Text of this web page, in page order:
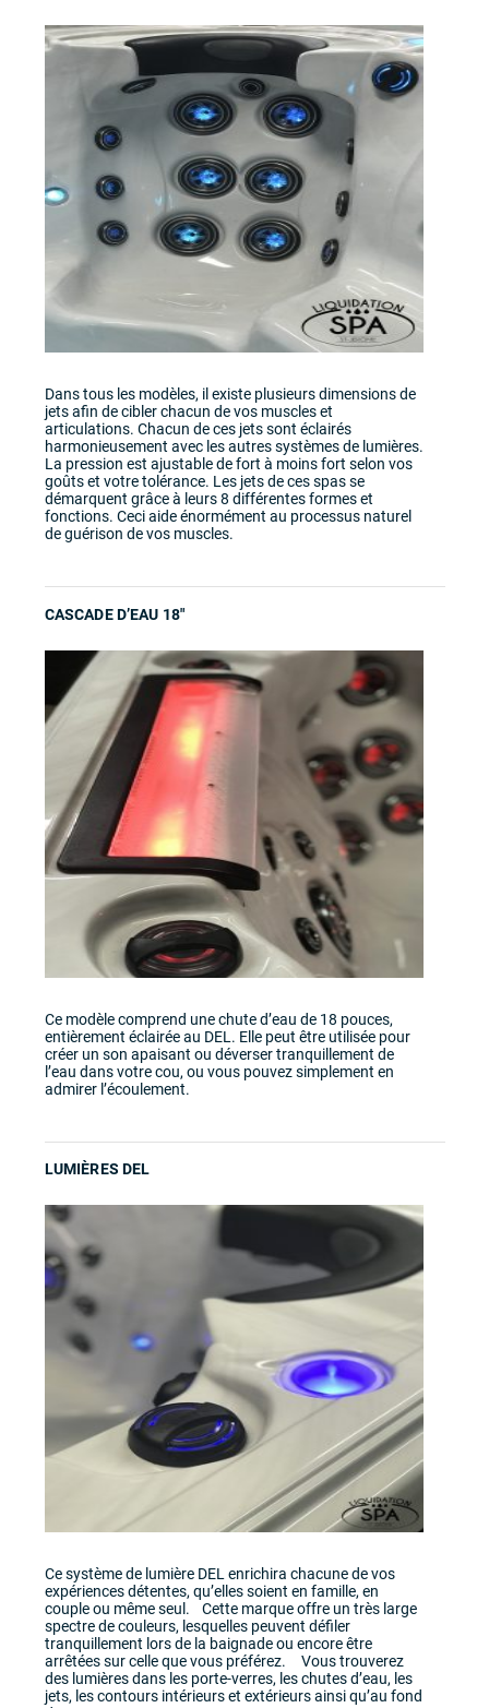
Dans tous les modèles, il existe plusieurs dimensions de
jets afin de cibler chacun de vos muscles et
articulations. Chacun de ces jets sont éclairés
harmonieusement avec les autres systèmes de lumières.
La pression est ajustable de fort à moins fort selon vos
goûts et votre tolérance. Les jets de ces spas se
démarquent grâce à leurs 8 différentes formes et
fonctions. Ceci aide énormément au processus naturel
de guérison de vos muscles.
CASCADE D’EAU 18″
Ce modèle comprend une chute d’eau de 18 pouces,
entièrement éclairée au DEL. Elle peut être utilisée pour
créer un son apaisant ou déverser tranquillement de
l’eau dans votre cou, ou vous pouvez simplement en
admirer l’écoulement.
LUMIÈRES DEL
Ce système de lumière DEL enrichira chacune de vos
expériences détentes, qu’elles soient en famille, en
couple ou même seul. Cette marque offre un très large
spectre de couleurs, lesquelles peuvent défiler
tranquillement lors de la baignade ou encore être
arrêtées sur celle que vous préférez. Vous trouverez
des lumières dans les porte-verres, les chutes d’eau, les
jets, les contours intérieurs et extérieurs ainsi qu’au fond